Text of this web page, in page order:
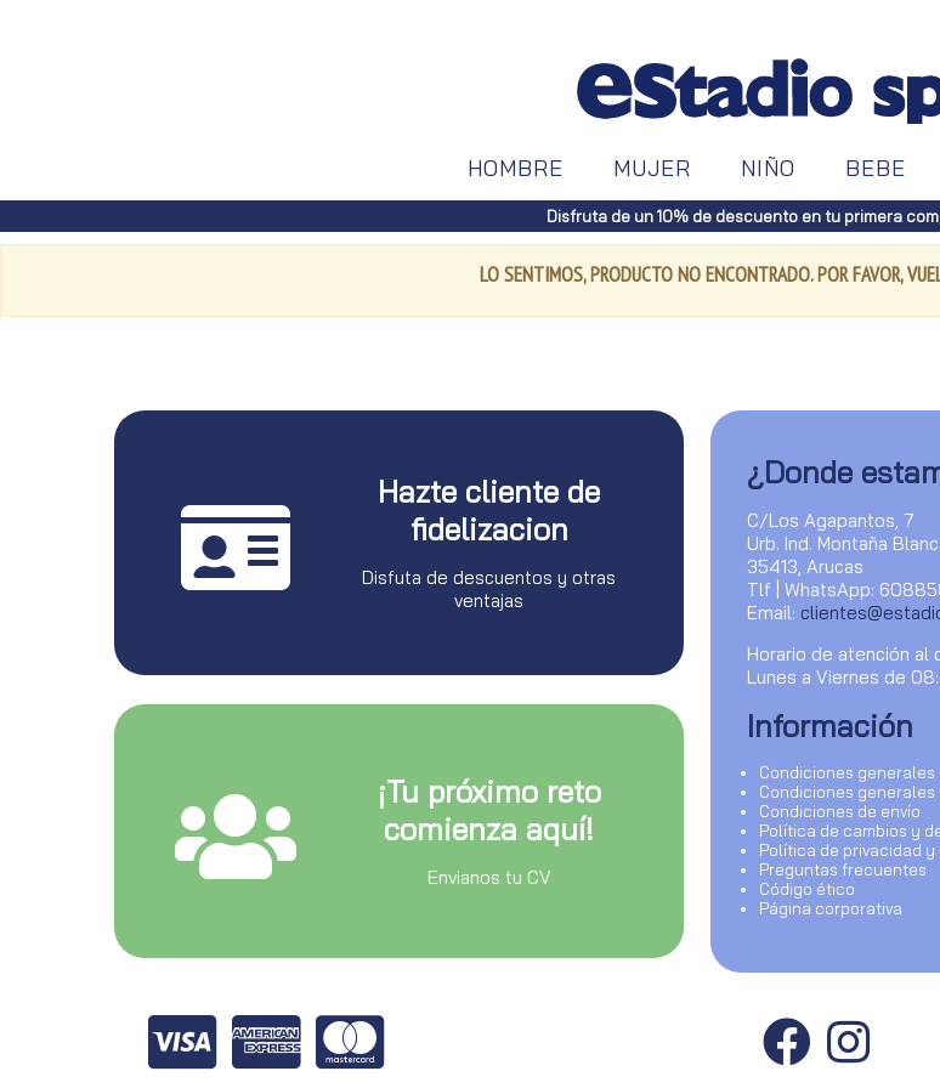
HOMBRE MUJER NIÑO BEBE
Disfruta de un 10% de descuento en tu primera
LO SENTIMOS, PRODUCTO NO ENCONTRADO. POR FAVOR,
Hazte cliente de
fidelizacion
Disfuta de descuentos y otras
ventajas
¡Tu próximo reto
comienza aquí!
Envianos tu CV
¿Donde
C/Los Agapantos, 7
Urb. Ind. Montaña
35413, Arucas
Tlf | WhatsApp:
Email:
Horario de atención al
Lunes a Viernes de
Información
Condiciones generales
Condiciones
Condiciones de envío
Política de cambios y
Política de privacidad y
Preguntas frecuentes
Código ético
Página corporativa